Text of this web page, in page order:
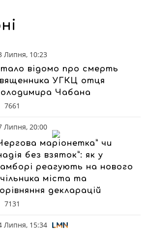
Липня, 10:23
відомо про смерть
УГКЦ отця
Чабана
7661
Липня, 20:00
маріонетка” чи
без взяток”: як у
реагують на нового
міста та
декларацій
7131
Липня, 15:34